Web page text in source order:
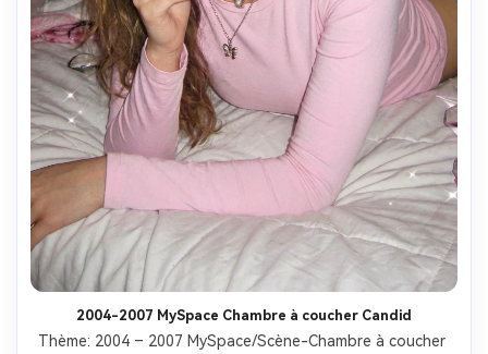
2004-2007 MySpace Chambre à coucher Candid
Thème: 2004 – 2007 MySpace/Scène-Chambre à coucher